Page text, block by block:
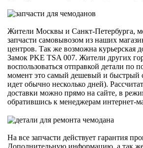
Жители Москвы и Санкт-Петербурга,
запчасти самовывозом из наших
центров. Так же возможна курьерская
Замок PKE TSA 007. Жители других
воспользоваться отправкой детали по
момент это самый дешевый и быстрый
идет обычно несколько дней).
доставки можно прямо на сайте, в
обратившись к менеджерам интернет-
На все запчасти действует гарантия
Дополнительную информацию, а так же